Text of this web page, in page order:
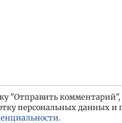
"Отправить комментарий",
персональных данных
.